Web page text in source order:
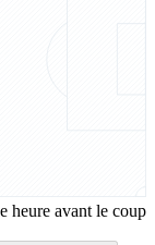
heure avant le coup